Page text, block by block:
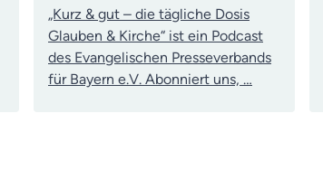
„Kurz & gut – die tägliche Dosis
Glauben & Kirche“ ist ein Podcast
des Evangelischen Presseverbands
für Bayern e.V. Abonniert uns, …